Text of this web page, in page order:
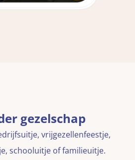
gezelschap
vrijgezellenfeestje,
schooluitje of familieuitje.